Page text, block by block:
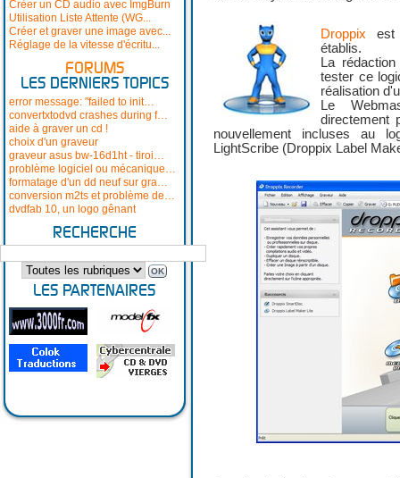
Créer un CD audio avec ImgBurn
Utilisation Liste Attente (WG...
Créer et graver une image avec...
Réglage de la vitesse d'écritu...
FORUMS
LES DERNIERS TOPICS
error message: "failed to init…
convertxtodvd crashes during f…
aide à graver un cd !
choix d'un graveur
graveur asus bw-16d1ht - tiroi…
problème logiciel ou mécanique…
formatage d'un dd neuf sur gra…
conversion m2ts et problème de…
dvdfab 10, un logo gênant
RECHERCHE
LES PARTENAIRES
Droppix est
établis.
La
tester ce
réalisation
Le
directement
nouvellement incluses au
LightScribe (Droppix Label